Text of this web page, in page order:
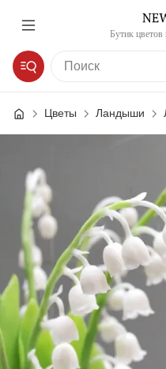
Бутик цветов
Цветы Ландыши